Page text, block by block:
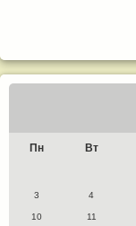
Пн Вт
3 4
10 11